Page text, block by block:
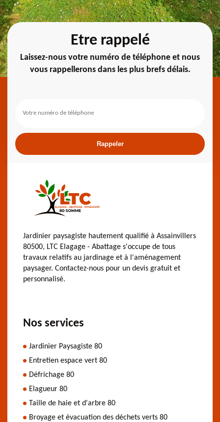
Etre rappelé
Laissez-nous votre numéro de téléphone et nous
vous rappellerons dans les plus brefs délais.
Jardinier paysagiste hautement qualifié à Assainvillers
80500, LTC Elagage - Abattage s'occupe de tous
travaux relatifs au jardinage et à l'aménagement
paysager. Contactez-nous pour un devis gratuit et
personnalisé.
Nos services
Jardinier Paysagiste 80
Entretien espace vert 80
Défrichage 80
Elagueur 80
Taille de haie et d'arbre 80
Broyage et évacuation des déchets verts 80